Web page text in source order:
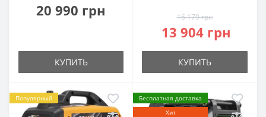
20 990 грн
КУПИТЬ
16 179 грн
13 904 грн
КУПИТЬ
Популярный
Бесплатная доставка
Хит